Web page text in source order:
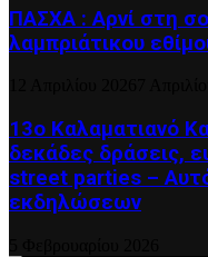
ΠΑΣΧΑ : Αρνί στη
λαμπριάτικου
13ο Καλαματιανό
δεκάδες δράσεις,
street parties –
εκδηλώσεων